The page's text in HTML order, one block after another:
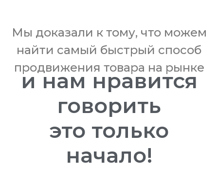
Mы доказали к тому, что можем
найти самый быстрый способ
продвижения товара на рынке
и нам нравится
говорить
это только
начало!